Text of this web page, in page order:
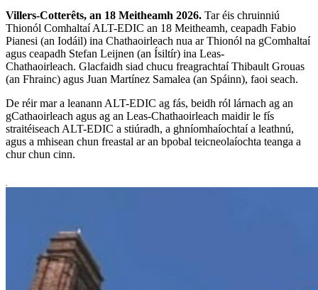
Villers-Cotterêts, an 18 Meitheamh 2026. Tar éis chruinniú
Thionól Comhaltaí ALT-EDIC an 18 Meitheamh, ceapadh Fabio
Pianesi (an Iodáil) ina Chathaoirleach nua ar Thionól na gComhaltaí
agus ceapadh Stefan Leijnen (an Ísiltír) ina Leas-
Chathaoirleach. Glacfaidh siad chucu freagrachtaí Thibault Grouas
(an Fhrainc) agus Juan Martínez Samalea (an Spáinn), faoi seach.
De réir mar a leanann ALT-EDIC ag fás, beidh ról lárnach ag an
gCathaoirleach agus ag an Leas-Chathaoirleach maidir le fís
straitéiseach ALT-EDIC a stiúradh, a ghníomhaíochtaí a leathnú,
agus a mhisean chun freastal ar an bpobal teicneolaíochta teanga a
chur chun cinn.